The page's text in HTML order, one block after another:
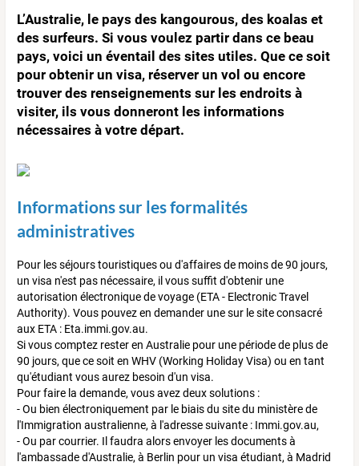
L’Australie, le pays des kangourous, des koalas et
des surfeurs. Si vous voulez partir dans ce beau
pays, voici un éventail des sites utiles. Que ce soit
pour obtenir un visa, réserver un vol ou encore
trouver des renseignements sur les endroits à
visiter, ils vous donneront les informations
nécessaires à votre départ.
Informations sur les formalités
administratives
Pour les séjours touristiques ou d'affaires de moins de 90 jours,
un visa n'est pas nécessaire, il vous suffit d'obtenir une
autorisation électronique de voyage (ETA - Electronic Travel
Authority). Vous pouvez en demander une sur le site consacré
aux ETA : Eta.immi.gov.au.
Si vous comptez rester en Australie pour une période de plus de
90 jours, que ce soit en WHV (Working Holiday Visa) ou en tant
qu'étudiant vous aurez besoin d'un visa.
Pour faire la demande, vous avez deux solutions :
- Ou bien électroniquement par le biais du site du ministère de
l'Immigration australienne, à l'adresse suivante : Immi.gov.au,
- Ou par courrier. Il faudra alors envoyer les documents à
l'ambassade d'Australie, à Berlin pour un visa étudiant, à Madrid